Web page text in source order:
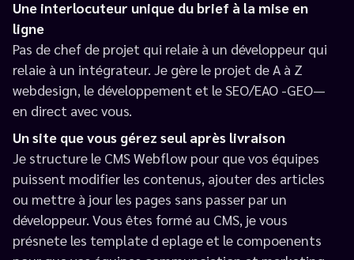
Une interlocuteur unique du brief à la mise en
ligne
Pas de chef de projet qui relaie à un développeur qui
relaie à un intégrateur. Je gère le projet de A à Z
webdesign, le développement et le SEO/EAO -GEO—
en direct avec vous.
Un site que vous gérez seul après livraison
Je structure le CMS Webflow pour que vos équipes
puissent modifier les contenus, ajouter des articles
ou mettre à jour les pages sans passer par un
développeur. Vous êtes formé au CMS, je vous
présnete les template d eplage et le compoenents